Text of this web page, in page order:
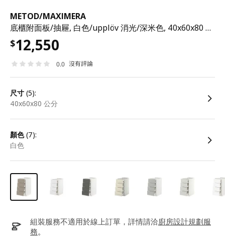
METOD/MAXIMERA
底櫃附面板/抽屜, 白色/upplöv 消光/深米色, 40x60x80 公分
$12,550
0.0 沒有評論
尺寸 (5):
40x60x80 公分
顏色(7):
白色
組裝服務不適用於線上訂單，詳情請洽廚房設計規劃服
務。